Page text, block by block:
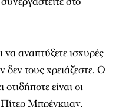
αναπτύξετε ισχυρές
δεν τους χρειάζεστε. Ο
είναι οι
Πίτερ Μπρέγκμαν,